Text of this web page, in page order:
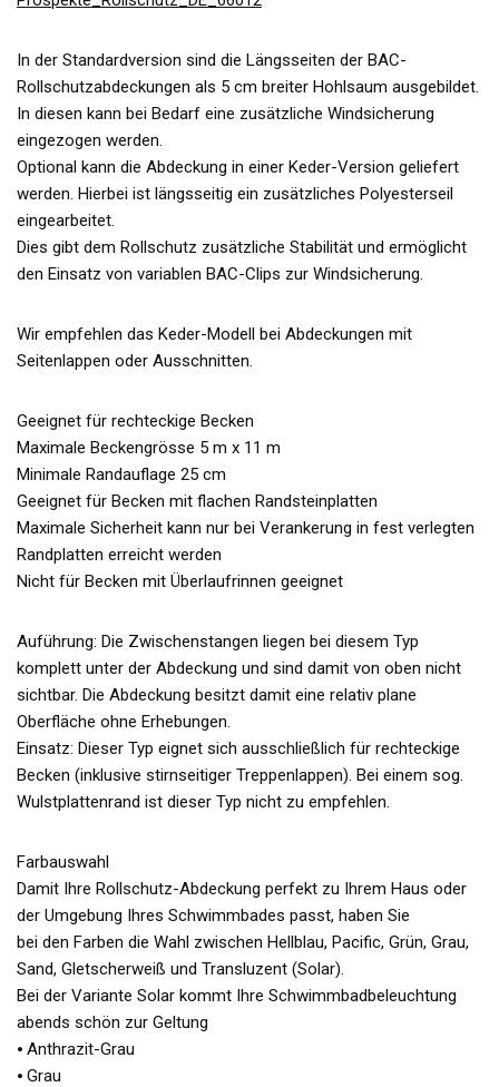
In der Standardversion sind die Längsseiten der BAC-
Rollschutzabdeckungen als 5 cm breiter Hohlsaum ausgebildet.
In diesen kann bei Bedarf eine zusätzliche Windsicherung
eingezogen werden.
Optional kann die Abdeckung in einer Keder-Version geliefert
werden. Hierbei ist längsseitig ein zusätzliches Polyesterseil
eingearbeitet.
Dies gibt dem Rollschutz zusätzliche Stabilität und ermöglicht
den Einsatz von variablen BAC-Clips zur Windsicherung.
Wir empfehlen das Keder-Modell bei Abdeckungen mit
Seitenlappen oder Ausschnitten.
Geeignet für rechteckige Becken
Maximale Beckengrösse 5 m x 11 m
Minimale Randauflage 25 cm
Geeignet für Becken mit flachen Randsteinplatten
Maximale Sicherheit kann nur bei Verankerung in fest verlegten
Randplatten erreicht werden
Nicht für Becken mit Überlaufrinnen geeignet
Auführung: Die Zwischenstangen liegen bei diesem Typ
komplett unter der Abdeckung und sind damit von oben nicht
sichtbar. Die Abdeckung besitzt damit eine relativ plane
Oberfläche ohne Erhebungen.
Einsatz: Dieser Typ eignet sich ausschließlich für rechteckige
Becken (inklusive stirnseitiger Treppenlappen). Bei einem sog.
Wulstplattenrand ist dieser Typ nicht zu empfehlen.
Farbauswahl
Damit Ihre Rollschutz-Abdeckung perfekt zu Ihrem Haus oder
der Umgebung Ihres Schwimmbades passt, haben Sie
bei den Farben die Wahl zwischen Hellblau, Pacific, Grün, Grau,
Sand, Gletscherweiß und Transluzent (Solar).
Bei der Variante Solar kommt Ihre Schwimmbadbeleuchtung
abends schön zur Geltung
⦁ Anthrazit-Grau
⦁ Grau